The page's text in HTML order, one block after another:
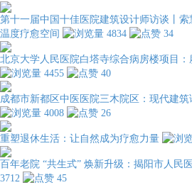
第十一届中国十佳医院建筑设计师访谈丨
温度疗愈空间
4834 34
北京大学人民医院白塔寺综合病房楼项目
4455
40
成都市新都区中医医院三木院区：现代建
4008
26
重塑退休生活：让自然成为疗愈力量
百年老院 “共生式” 焕新升级：揭阳市人民
3712
45